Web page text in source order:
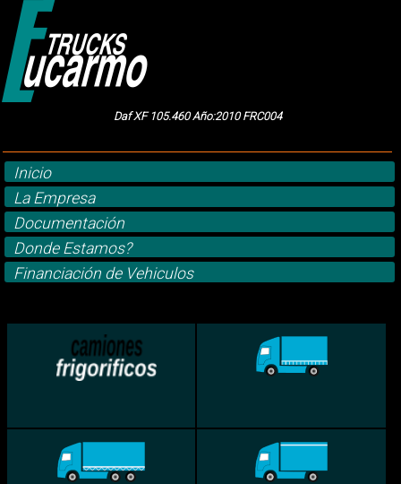
Daf XF 105.460 Año:2010 FRC004
Inicio
La Empresa
Documentación
Donde Estamos?
Financiación de Vehiculos